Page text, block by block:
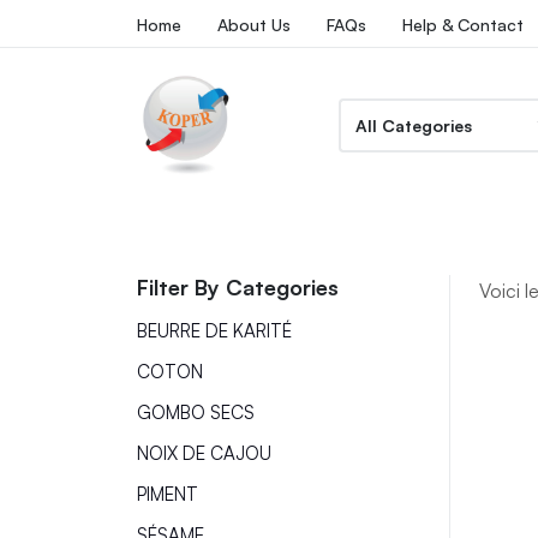
Home About Us FAQs Help & Contact
Filter By Categories
BEURRE DE KARITÉ
COTON
GOMBO SECS
NOIX DE CAJOU
PIMENT
Voici